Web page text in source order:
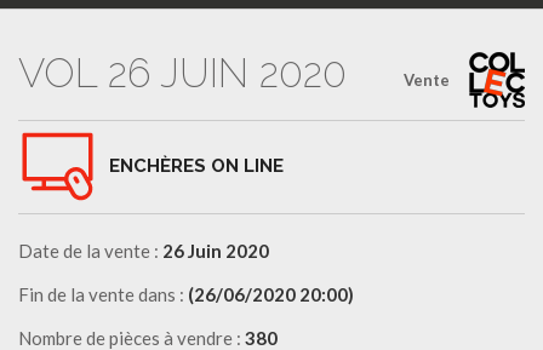
Vente
VOL 26 JUIN 2020
ENCHÈRES ON LINE
Date de la vente : 26 Juin 2020
Fin de la vente dans : (26/06/2020 20:00)
Nombre de pièces à vendre : 380